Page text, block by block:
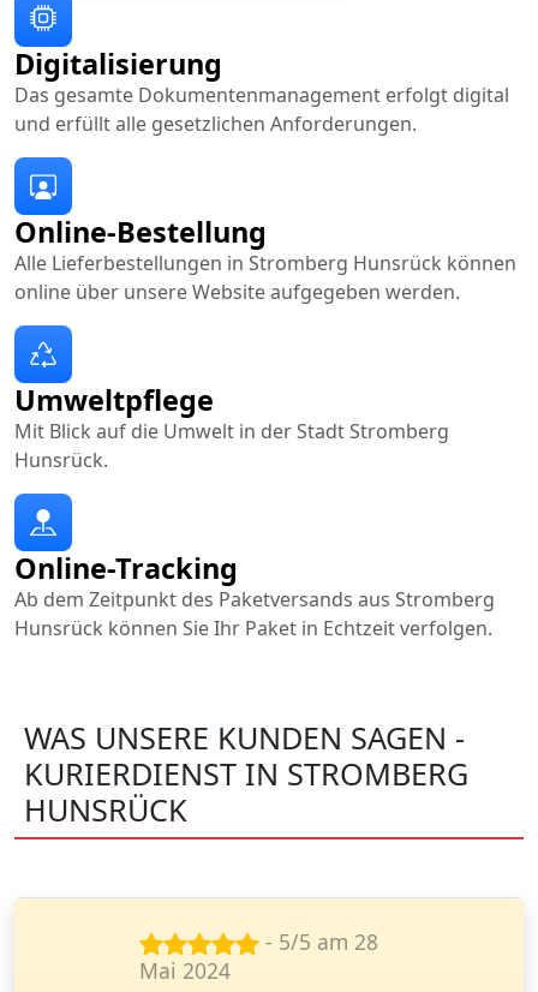
Online-Bestellung
Alle Lieferbestellungen in Stromberg Hunsrück können
online über unsere Website aufgegeben werden.
Online-Tracking
Ab dem Zeitpunkt des Paketversands aus Stromberg
Hunsrück können Sie Ihr Paket in Echtzeit verfolgen.
Digitalisierung
Das gesamte Dokumentenmanagement erfolgt digital
und erfüllt alle gesetzlichen Anforderungen.
Umweltpflege
Mit Blick auf die Umwelt in der Stadt Stromberg
Hunsrück.
WAS UNSERE KUNDEN SAGEN -
KURIERDIENST IN STROMBERG
HUNSRÜCK
- 5/5 am 15
Nov. 2024